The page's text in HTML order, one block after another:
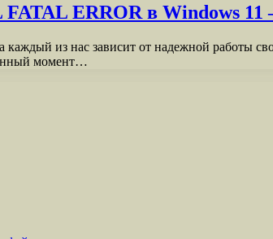
ERROR в Windows
из нас зависит от надежной работы
момент…